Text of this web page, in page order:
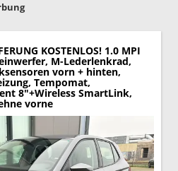
KOSTENLOS! 1.0 MPI
M-Lederlenkrad,
vorn + hinten,
Tempomat,
8"+Wireless SmartLink,
vorne